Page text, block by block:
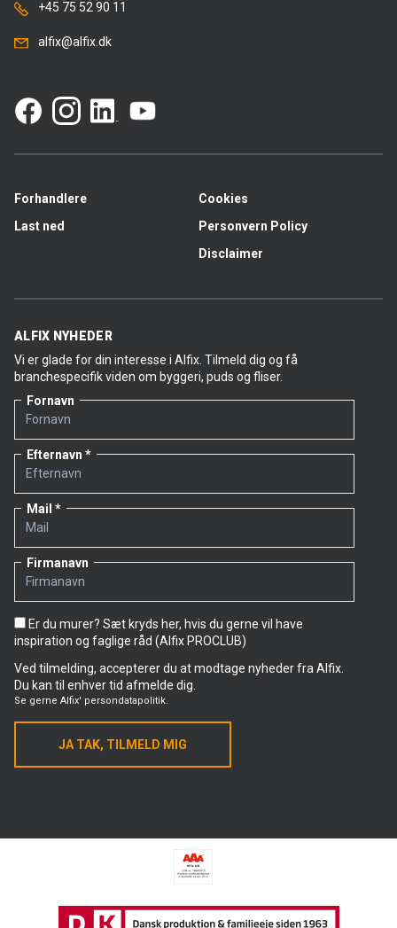
+45 75 52 90 11
alfix@alfix.dk
Forhandlere
Last ned
Cookies
Personvern Policy
Disclaimer
ALFIX NYHEDER
Vi er glade for din interesse i Alfix. Tilmeld dig og få
branchespecifik viden om byggeri, puds og fliser.
Fornavn
Efternavn
Mail
Firmanavn
Er du murer? Sæt kryds her, hvis du gerne vil have
inspiration og faglige råd (Alfix PROCLUB)
Ved tilmelding, accepterer du at modtage nyheder fra Alfix.
Du kan til enhver tid afmelde dig.
Se gerne Alfix' persondatapolitik.
JA TAK, TILMELD MIG